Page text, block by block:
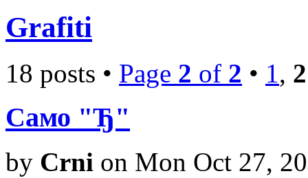
Grafiti
18 posts • Page 2 of 2 • 1, 2
Само "Ђ"
by Crni on Mon Oct 27,